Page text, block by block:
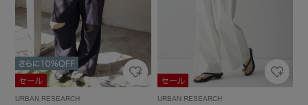
URBAN RESEARCH URBAN RESEARCH